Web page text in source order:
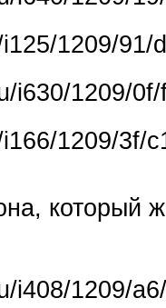
который